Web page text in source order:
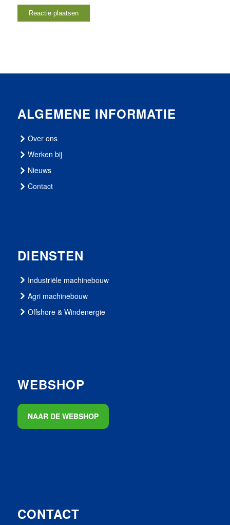
ALGEMENE INFORMATIE
Over ons
Werken bij
Nieuws
Contact
DIENSTEN
Industriële machinebouw
Agri machinebouw
Offshore & Windenergie
WEBSHOP
NAAR DE WEBSHOP
CONTACT